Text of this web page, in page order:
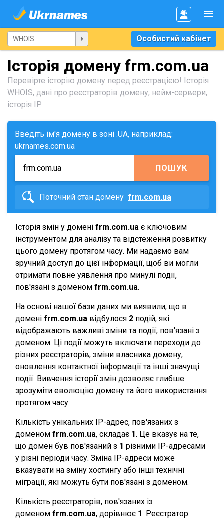
Особистий кабінет
Історія домену frm.com.ua
Перевірте історію домену перед реєстрацією! Історія
WHOIS, дані про реєстраторів домену, нейм-сервери,
історія IP.
Введіть ім'я домену в зоні .UA, наприклад:
ukrnames.com.ua
ПОШУК
Поточний стан домену frm.com.ua
Історія змін у домені frm.com.ua є ключовим
інструментом для аналізу та відстеження розвитку
цього домену протягом часу. Ми надаємо вам
зручний доступ до цієї інформації, щоб ви могли
отримати повне уявлення про минулі події,
пов'язані з доменом frm.com.ua.
На основі нашої бази даних ми виявили, що в
домені frm.com.ua відбулося 2 подій, які
відображають важливі зміни та події, пов'язані з
доменом. Ці події можуть включати переходи до
різних реєстраторів, зміни власника домену,
оновлення контактної інформації та інші значущі
події. Вивчення історії змін дозволяє глибше
зрозуміти еволюцію домену та його використання
протягом часу.
Кількість унікальних IP-адрес, пов'язаних з
доменом frm.com.ua, складає 1. Це вказує на те,
що домен був пов'язаний з 1 різними IP-адресами
у різні періоди часу. Зміна IP-адреси може
вказувати на зміну хостингу або інші технічні
міграції, які можуть бути пов'язані з доменом.
Кількість реєстраторів, пов'язаних із
доменом frm.com.ua, дорівнює 1. Реєстратор